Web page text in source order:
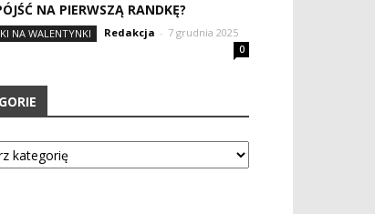
NA PIERWSZĄ RANDKĘ?
NA WALENTYNKI Redakcja - 7 grudnia 2025
0